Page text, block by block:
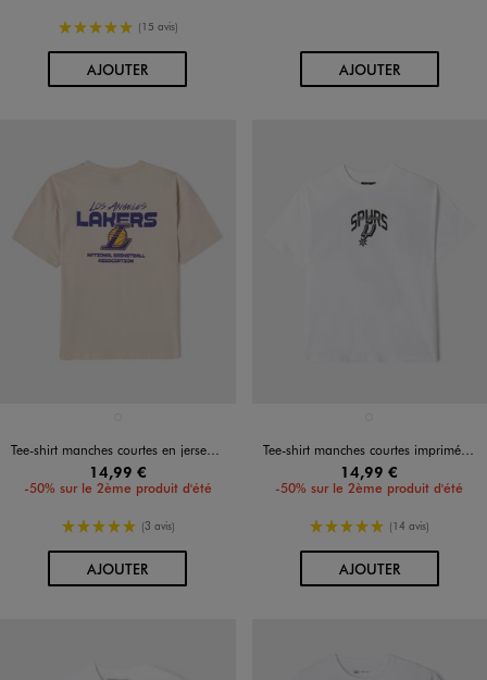
5/5 de moyenne
(15 avis)
AJOUTERAU PANIER AJOUTERAU PANIER
Tee-shirt manches courtes en jersey imprimé devant et dos Lakers garçon - NBA
14,99 €
-50% sur le 2ème produit d'été
5/5 de moyenne
(3 avis)
AJOUTERAU PANIER
Tee-shirt manches courtes imprimé Spurs garçon - NBA
14,99 €
-50% sur le 2ème produit d'été
5/5 de moyenne
(14 avis)
AJOUTERAU PANIER